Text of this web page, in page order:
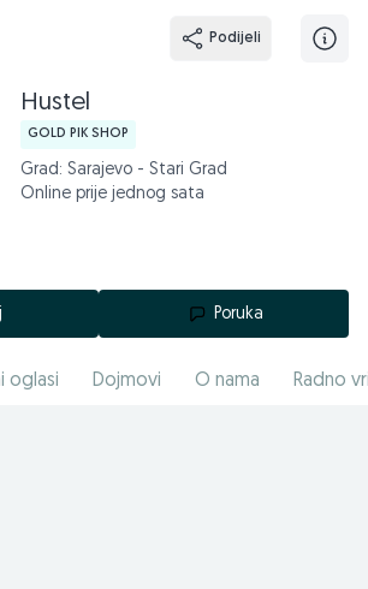
Podijeli
Hustel
GOLD PIK SHOP
Grad: Sarajevo - Stari Grad
Online prije jednog sata
Poruka
oglasi Dojmovi O nama Radno